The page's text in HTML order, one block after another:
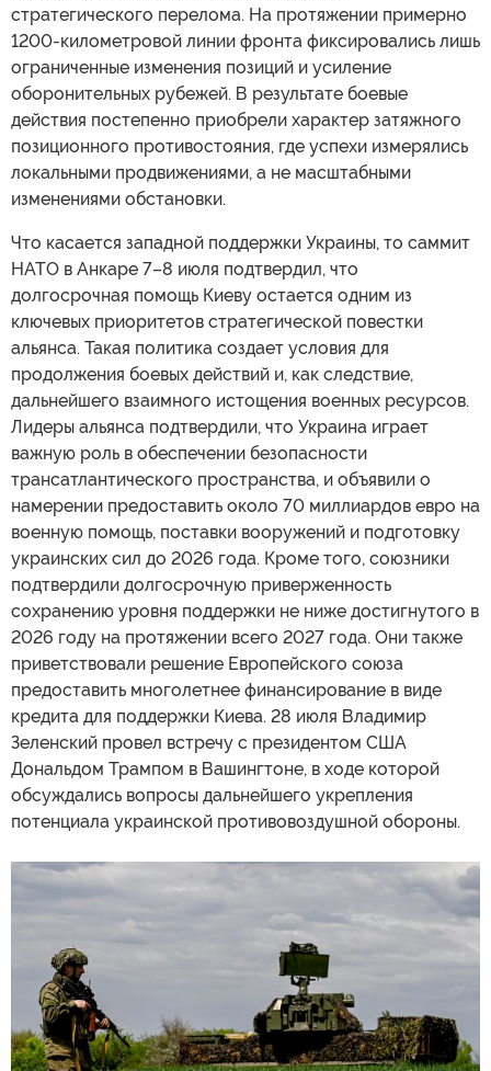
стратегического перелома. На протяжении примерно
1200-километровой линии фронта фиксировались лишь
ограниченные изменения позиций и усиление
оборонительных рубежей. В результате боевые
действия постепенно приобрели характер затяжного
позиционного противостояния, где успехи измерялись
локальными продвижениями, а не масштабными
изменениями обстановки.
Что касается западной поддержки Украины, то саммит
НАТО в Анкаре 7–8 июля подтвердил, что
долгосрочная помощь Киеву остается одним из
ключевых приоритетов стратегической повестки
альянса. Такая политика создает условия для
продолжения боевых действий и, как следствие,
дальнейшего взаимного истощения военных ресурсов.
Лидеры альянса подтвердили, что Украина играет
важную роль в обеспечении безопасности
трансатлантического пространства, и объявили о
намерении предоставить около 70 миллиардов евро на
военную помощь, поставки вооружений и подготовку
украинских сил до 2026 года. Кроме того, союзники
подтвердили долгосрочную приверженность
сохранению уровня поддержки не ниже достигнутого в
2026 году на протяжении всего 2027 года. Они также
приветствовали решение Европейского союза
предоставить многолетнее финансирование в виде
кредита для поддержки Киева. 28 июля Владимир
Зеленский провел встречу с президентом США
Дональдом Трампом в Вашингтоне, в ходе которой
обсуждались вопросы дальнейшего укрепления
потенциала украинской противовоздушной обороны.